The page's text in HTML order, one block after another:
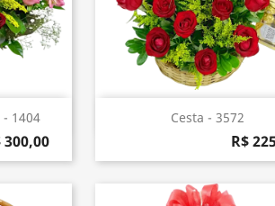
- 1404
300,00
Cesta - 3572
R$
Visualização rápida